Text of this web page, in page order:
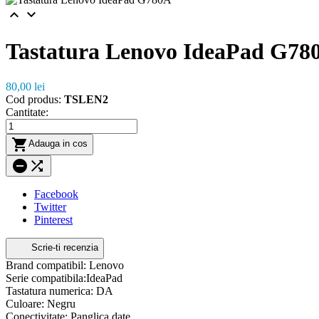
 
Tastatura Lenovo IdeaPad
80,00 lei
Cod produs: TSLEN2
Cantitate:
 Adauga in cos
 
Facebook
Twitter
Pinterest
Scrie-ti recenzia
Brand compatibil: Lenovo
Serie compatibila:IdeaPad
Tastatura numerica: DA
Culoare: Negru
Conectivitate: Panglica date